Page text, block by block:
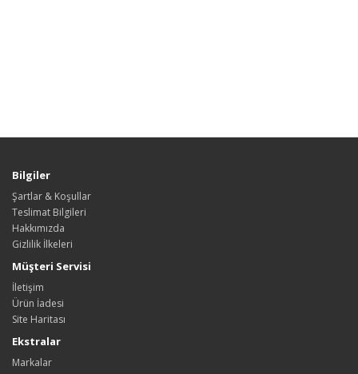
Bilgiler
Şartlar & Koşullar
Teslimat Bilgileri
Hakkımızda
Gizlilik İlkeleri
Müşteri Servisi
İletişim
Ürün İadesi
Site Haritası
Ekstralar
Markalar